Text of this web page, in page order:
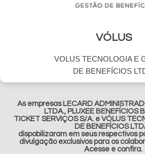
VÓLUS
VOLUS TECNOLOGIA E
DE BENEFÍCIOS
As empresas LECARD
LTDA., PLUXEE BENEFÍCIOS
TICKET SERVIÇOS S/A. e VÓLUS
DE BENEFÍCIOS
dispobilizaram em seus respectivos
divulgação exclusivos para os
Acesse e confira.